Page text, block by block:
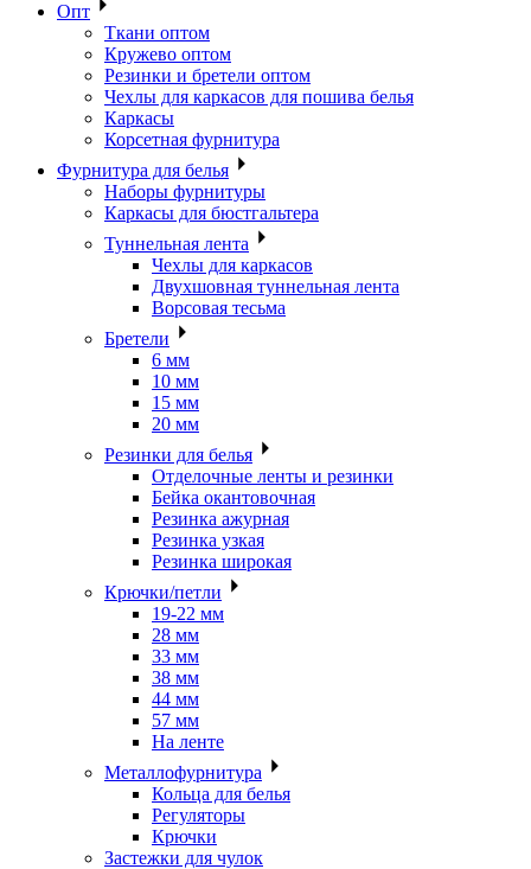
Опт
Ткани оптом
Кружево оптом
Резинки и бретели оптом
Чехлы для каркасов для пошива белья
Каркасы
Корсетная фурнитура
Фурнитура для белья
Наборы фурнитуры
Каркасы для бюстгальтера
Туннельная лента
Чехлы для каркасов
Двухшовная туннельная лента
Ворсовая тесьма
Бретели
6 мм
10 мм
15 мм
20 мм
Резинки для белья
Отделочные ленты и резинки
Бейка окантовочная
Резинка ажурная
Резинка узкая
Резинка широкая
Крючки/петли
19-22 мм
28 мм
33 мм
38 мм
44 мм
57 мм
На ленте
Металлофурнитура
Кольца для белья
Регуляторы
Крючки
Застежки для чулок